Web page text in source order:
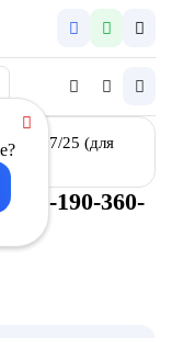
190-360-